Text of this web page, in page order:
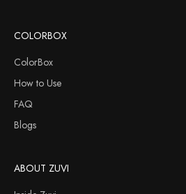
COLORBOX
ColorBox
How to Use
FAQ
Blogs
ABOUT ZUVI